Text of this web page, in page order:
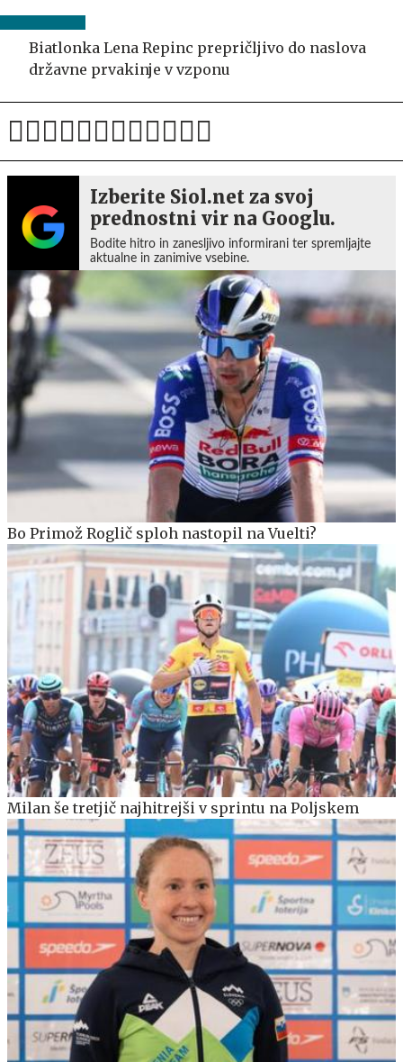
Biatlonka Lena Repinc prepričljivo do naslova
državne prvakinje v vzponu
Izberite Siol.net za svoj
prednostni vir na Googlu.
Bodite hitro in zanesljivo informirani ter spremljajte
aktualne in zanimive vsebine.
Bo Primož Roglič sploh nastopil na Vuelti?
Milan še tretjič najhitrejši v sprintu na Poljskem